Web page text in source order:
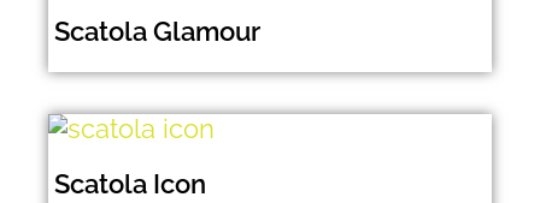
Scatola Glamour
Scatola Icon